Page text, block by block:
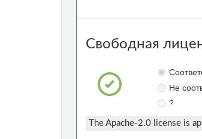
Свободная
Не
?
The Apache-2.0 license is